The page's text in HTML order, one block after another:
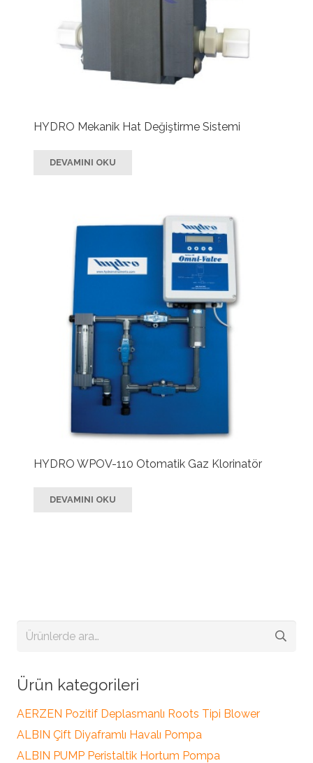
HYDRO Mekanik Hat Değiştirme Sistemi
DEVAMINI OKU
HYDRO WPOV-110 Otomatik Gaz Klorinatör
DEVAMINI OKU
Ara:
Ürün kategorileri
AERZEN Pozitif Deplasmanlı Roots Tipi Blower
ALBIN Çift Diyaframlı Havalı Pompa
ALBIN PUMP Peristaltik Hortum Pompa